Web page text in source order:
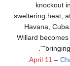
knockout in
sweltering heat,
Havana, Cuba.
Willard
April 11 –